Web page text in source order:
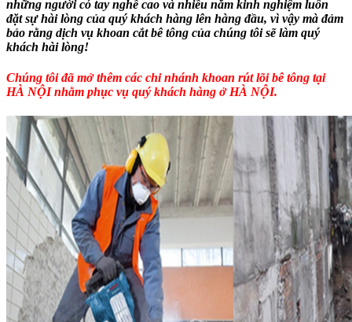
những người có tay nghề cao và nhiều năm kinh nghiệm luôn
đặt sự hài lòng của quý khách hàng lên hàng đầu, vì vậy mà đảm
bảo rằng dịch vụ khoan cắt bê tông của chúng tôi sẽ làm quý
khách hài lòng!
Chúng tôi đã mở thêm các chi nhánh khoan rút lõi bê tông tại
HÀ NỘI nhằm phục vụ quý khách hàng ở HÀ NỘI.